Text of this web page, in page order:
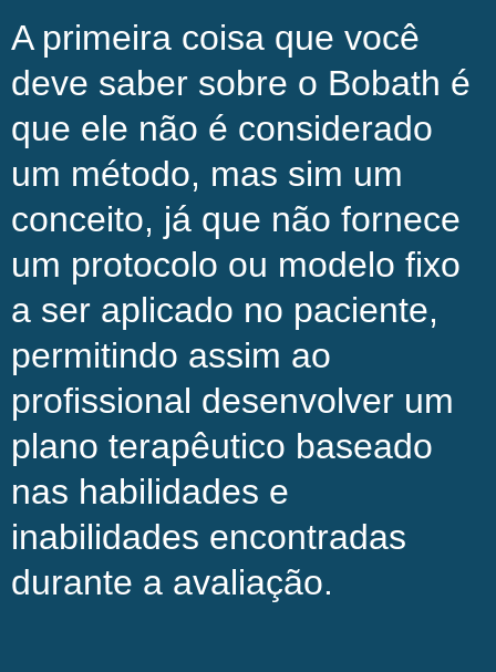
A primeira coisa que você
deve saber sobre o Bobath é
que ele não é considerado
um método, mas sim um
conceito, já que não fornece
um protocolo ou modelo fixo
a ser aplicado no paciente,
permitindo assim ao
profissional desenvolver um
plano terapêutico baseado
nas habilidades e
inabilidades encontradas
durante a avaliação.